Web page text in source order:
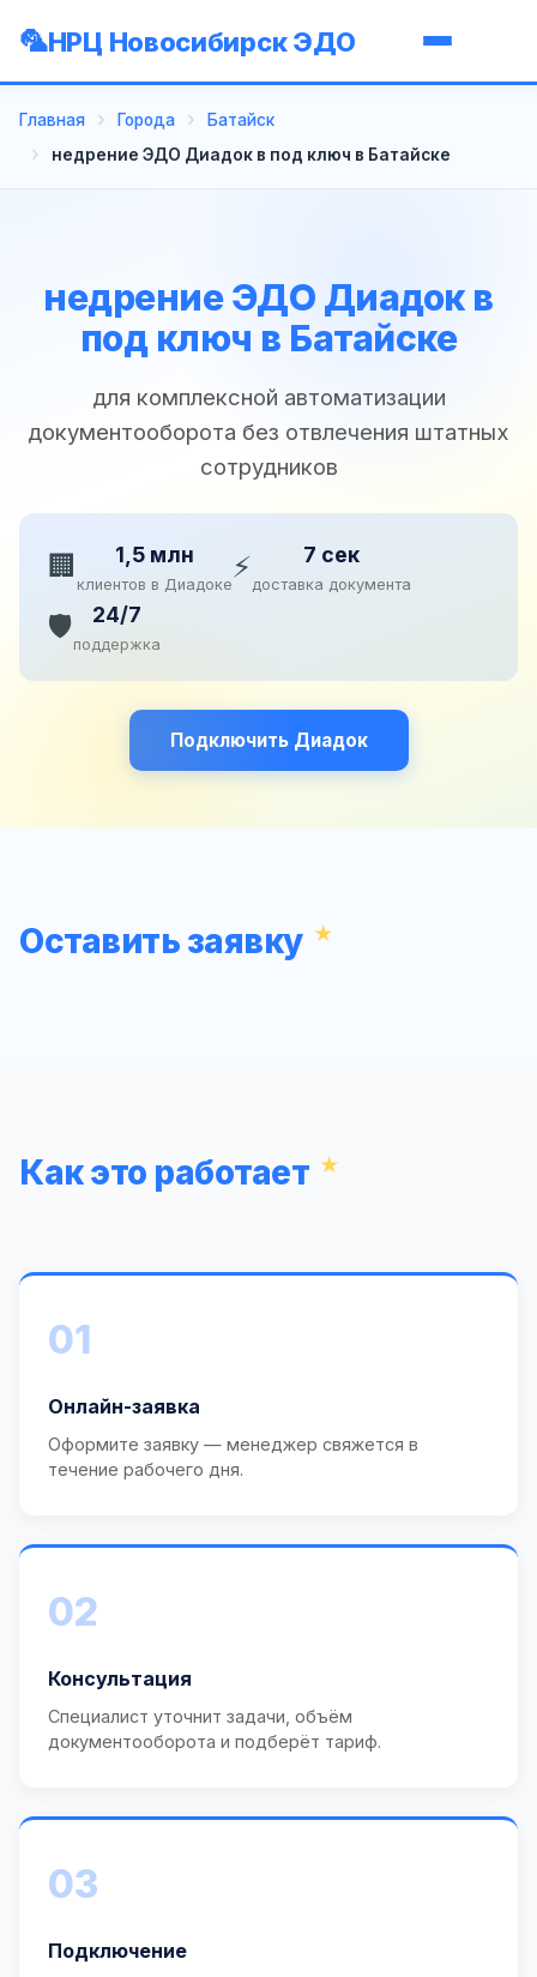
НРЦ Новосибирск ЭДО
Главная Города
Батайск
недрение ЭДО Диадок в под ключ в Батайске
недрение ЭДО Диадок в
под ключ в Батайске
для комплексной автоматизации
документооборота без отвлечения штатных
сотрудников
🏢 1,5 млн
клиентов в Диадоке⚡ 7 сек
доставка документа
🛡️ 24/7
поддержка
Подключить Диадок
Оставить заявку
Как это работает
01
Онлайн-заявка
Оформите заявку — менеджер свяжется в
течение рабочего дня.
02
Консультация
Специалист уточнит задачи, объём
документооборота и подберёт тариф.
03
Подключение